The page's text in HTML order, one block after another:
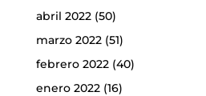
abril 2022(50)
marzo 2022(51)
febrero 2022(40)
enero 2022(16)